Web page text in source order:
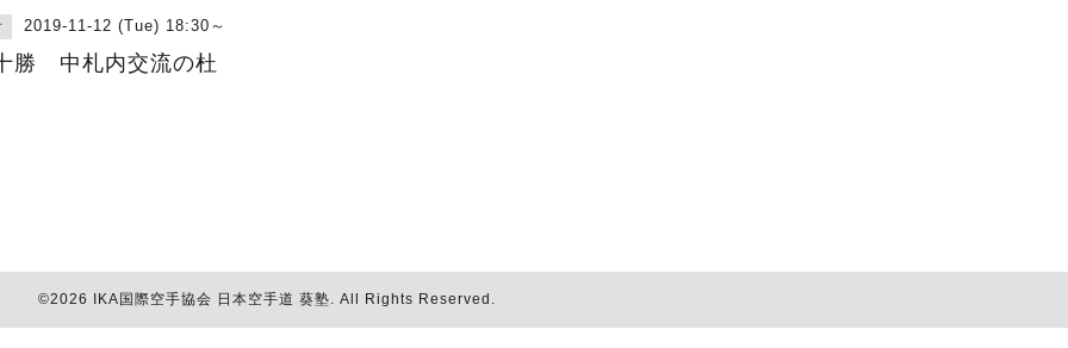
2019-11-12 (Tue) 18:30～
勝 中札内交流の杜
©2026 IKA国際空手協会 日本空手道 葵塾. All Rights Reserved.